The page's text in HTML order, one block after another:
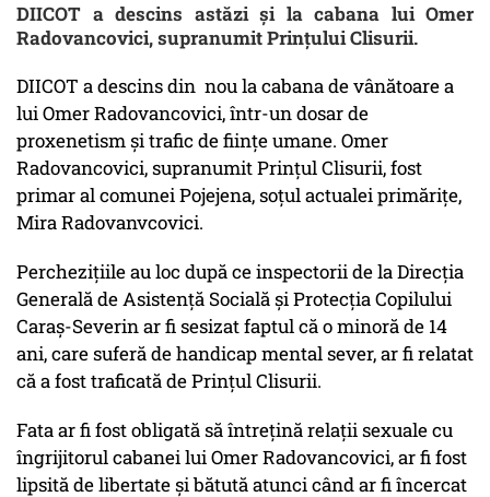
DIICOT a descins astăzi și la cabana lui Omer
Radovancovici, supranumit Prințului Clisurii.
DIICOT a descins din nou la cabana de vânătoare a
lui Omer Radovancovici, într-un dosar de
proxenetism și trafic de ființe umane. Omer
Radovancovici, supranumit Prințul Clisurii, fost
primar al comunei Pojejena, soțul actualei primărițe,
Mira Radovanvcovici.
Perchezițiile au loc după ce inspectorii de la Direcția
Generală de Asistență Socială și Protecția Copilului
Caraș-Severin ar fi sesizat faptul că o minoră de 14
ani, care suferă de handicap mental sever, ar fi relatat
că a fost traficată de Prințul Clisurii.
Fata ar fi fost obligată să întrețină relații sexuale cu
îngrijitorul cabanei lui Omer Radovancovici, ar fi fost
lipsită de libertate și bătută atunci când ar fi încercat